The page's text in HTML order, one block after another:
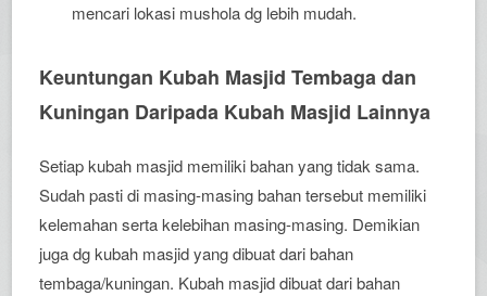
mencari lokasi mushola dg lebih mudah.
Keuntungan Kubah Masjid Tembaga dan
Kuningan Daripada Kubah Masjid Lainnya
Setiap kubah masjid memiliki bahan yang tidak sama.
Sudah pasti di masing-masing bahan tersebut memiliki
kelemahan serta kelebihan masing-masing. Demikian
juga dg kubah masjid yang dibuat dari bahan
tembaga/kuningan. Kubah masjid dibuat dari bahan